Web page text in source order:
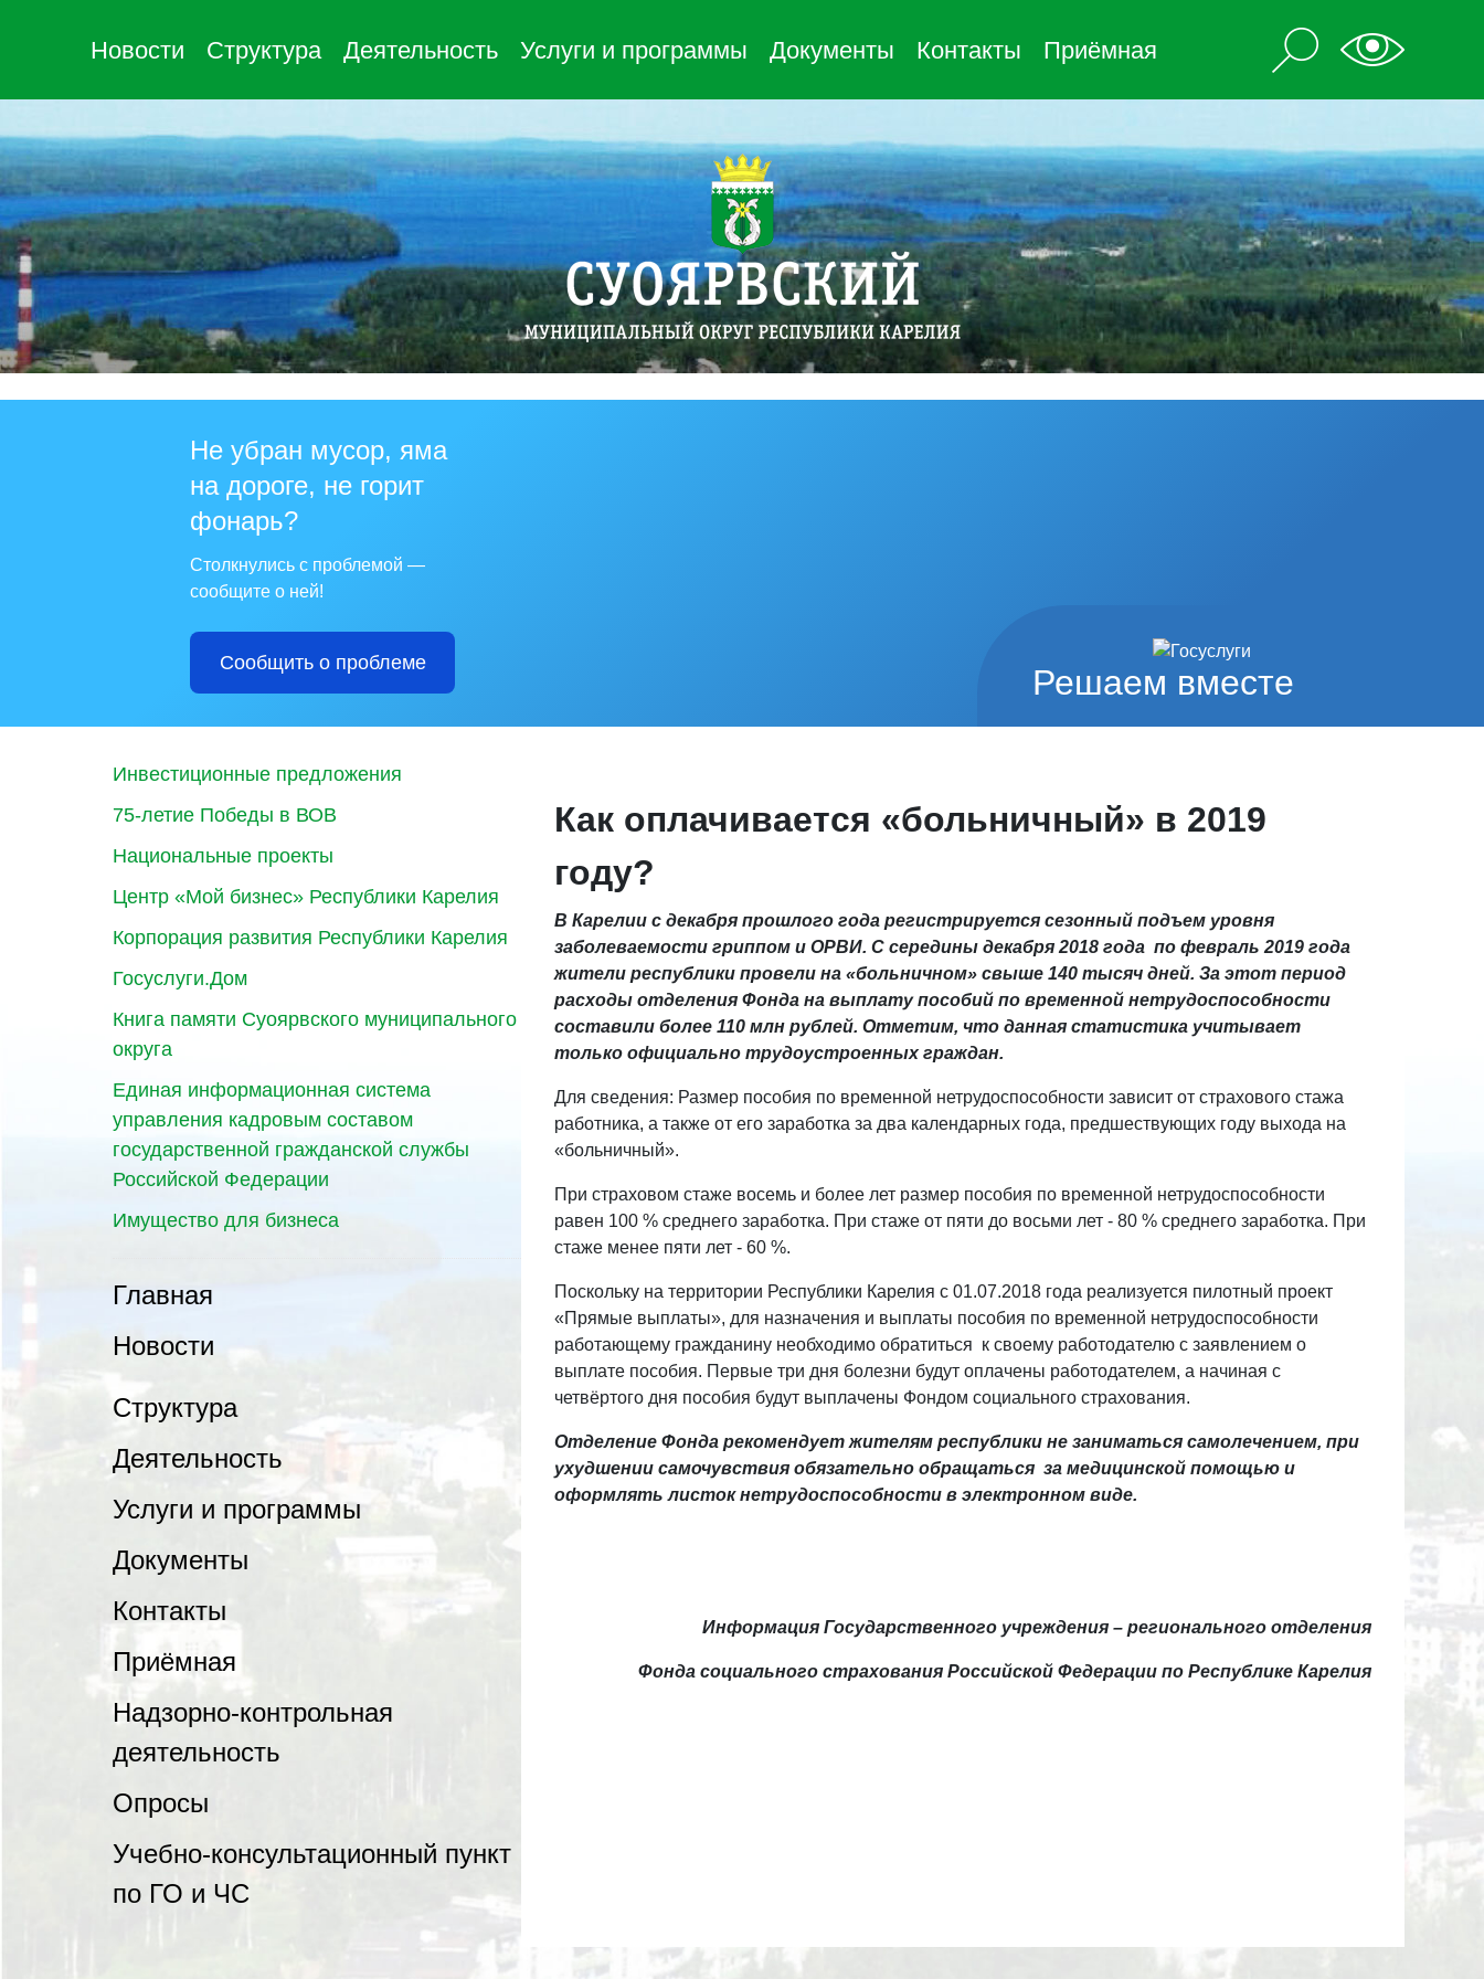
Новости Структура Деятельность Услуги и программы Документы Контакты Приёмная
Решаем вместе
Не убран мусор, яма
на дороге, не горит
фонарь?
Столкнулись с проблемой —
сообщите о ней!
Сообщить о проблеме
Инвестиционные предложения
75-летие Победы в ВОВ
Национальные проекты
Центр «Мой бизнес» Республики Карелия
Корпорация развития Республики Карелия
Госуслуги.Дом
Книга памяти Суоярвского муниципального
округа
Единая информационная система
управления кадровым составом
государственной гражданской службы
Российской Федерации
Имущество для бизнеса
Главная
Новости
Структура
Деятельность
Услуги и программы
Документы
Контакты
Приёмная
Надзорно-контрольная
деятельность
Опросы
Учебно-консультационный пункт
по ГО и ЧС
Как оплачивается «больничный» в 2019
году?
В Карелии с декабря прошлого года регистрируется сезонный подъем уровня
заболеваемости гриппом и ОРВИ. С середины декабря 2018 года по февраль 2019 года
жители республики провели на «больничном» свыше 140 тысяч дней. За этот период
расходы отделения Фонда на выплату пособий по временной нетрудоспособности
составили более 110 млн рублей. Отметим, что данная статистика учитывает
только официально трудоустроенных граждан.
Для сведения: Размер пособия по временной нетрудоспособности зависит от страхового стажа
работника, а также от его заработка за два календарных года, предшествующих году выхода на
«больничный».
При страховом стаже восемь и более лет размер пособия по временной нетрудоспособности
равен 100 % среднего заработка. При стаже от пяти до восьми лет - 80 % среднего заработка. При
стаже менее пяти лет - 60 %.
Поскольку на территории Республики Карелия с 01.07.2018 года реализуется пилотный проект
«Прямые выплаты», для назначения и выплаты пособия по временной нетрудоспособности
работающему гражданину необходимо обратиться к своему работодателю с заявлением о
выплате пособия. Первые три дня болезни будут оплачены работодателем, а начиная с
четвёртого дня пособия будут выплачены Фондом социального страхования.
Отделение Фонда рекомендует жителям республики не заниматься самолечением, при
ухудшении самочувствия обязательно обращаться за медицинской помощью и
оформлять листок нетрудоспособности в электронном виде.
Информация Государственного учреждения – регионального отделения
Фонда социального страхования Российской Федерации по Республике Карелия